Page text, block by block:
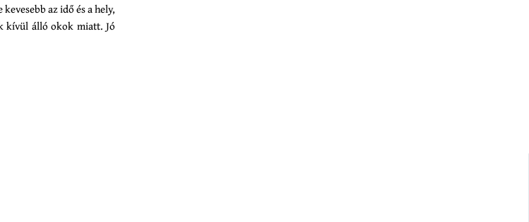
az idő és a hely,
kívül álló okok miatt. Jó